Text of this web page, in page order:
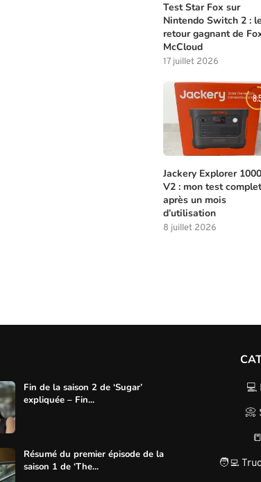
Test Star Fox sur
Nintendo Switch 2 : le
retour gagnant de
McCloud
17 juillet 2026
Jackery Explorer 1000
V2 : mon test complet
après un mois
d’utilisation
8 juillet 2026
Fin de la saison 2 de ‘Sugar’
expliquée – Fin...
Résumé du premier épisode de la
saison 1 de ‘The...
💻
📀
🧑‍💻